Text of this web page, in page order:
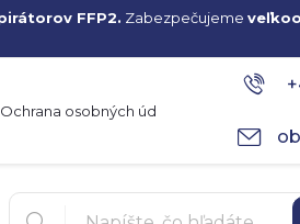
FFP2. Zabezpečujeme
Ochrana osobných údajov